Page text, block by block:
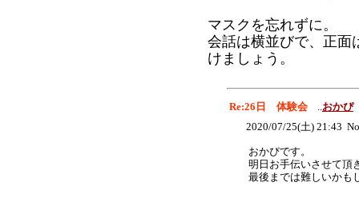
マスクを忘れずに。
会話は横並びで、正面
けましょう。
Re:26日 体験会 ..おかぴ
2020/07/25(土) 21:43
おかぴです。
明日お手伝いさせて頂
最後までは難しいかも